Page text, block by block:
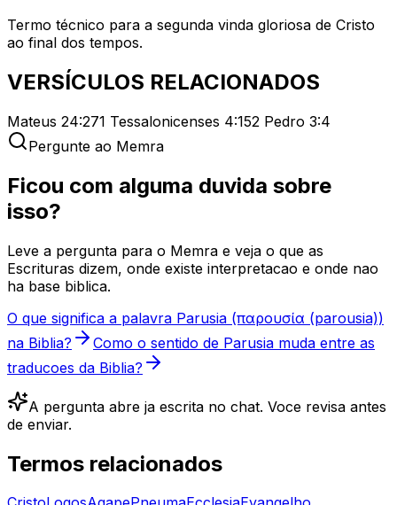
Termo técnico para a segunda vinda gloriosa de Cristo
ao final dos tempos.
VERSÍCULOS RELACIONADOS
Mateus 24:271 Tessalonicenses 4:152 Pedro 3:4
Pergunte ao Memra
Ficou com alguma duvida sobre
isso?
Leve a pergunta para o Memra e veja o que as
Escrituras dizem, onde existe interpretacao e onde nao
ha base biblica.
O que significa a palavra Parusia (παρουσία (parousia))
na Biblia?
Como o sentido de Parusia muda entre as
traducoes da Biblia?
A pergunta abre ja escrita no chat. Voce revisa antes
de enviar.
Termos relacionados